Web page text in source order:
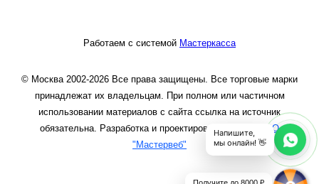
Работаем с системой Мастеркасса
© Москва 2002-2026 Все права защищены. Все торговые марки
принадлежат их владельцам. При полном или частичном
использовании материалов с сайта ссылка на источник
обязательна. Разработка и проектирование сайта
ООО
"Мастервеб"
Напишите,
мы онлайн! 👋
Получите до 8000 ₽